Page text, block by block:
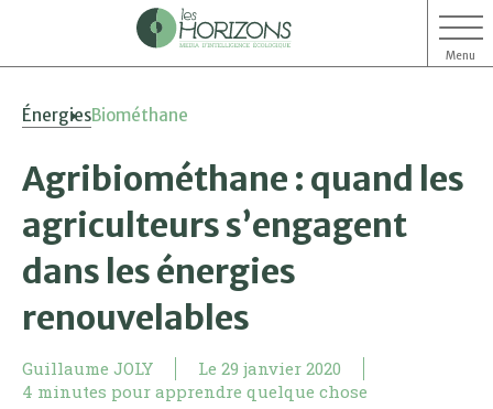
Menu
ÉnergiesBiométhane
Agribiométhane : quand les
agriculteurs s’engagent
dans les énergies
renouvelables
Guillaume JOLY Le 29 janvier 2020
4 minutes pour apprendre quelque chose